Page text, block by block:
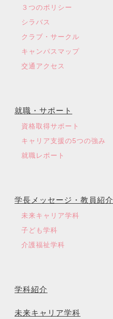
３つのポリシー
シラバス
クラブ・サークル
キャンパスマップ
交通アクセス
就職・サポート
資格取得サポート
キャリア支援の5つの強み
就職レポート
学長メッセージ・教員紹介
未来キャリア学科
子ども学科
介護福祉学科
学科紹介
未来キャリア学科